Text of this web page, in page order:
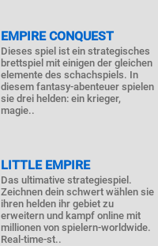
EMPIRE CONQUEST
Dieses spiel ist ein strategisches
brettspiel mit einigen der gleichen
elemente des schachspiels. In
diesem fantasy-abenteuer spielen
sie drei helden: ein krieger,
magie..
LITTLE EMPIRE
Das ultimative strategiespiel.
Zeichnen dein schwert wählen sie
ihren helden ihr gebiet zu
erweitern und kampf online mit
millionen von spielern-worldwide.
Real-time-st..